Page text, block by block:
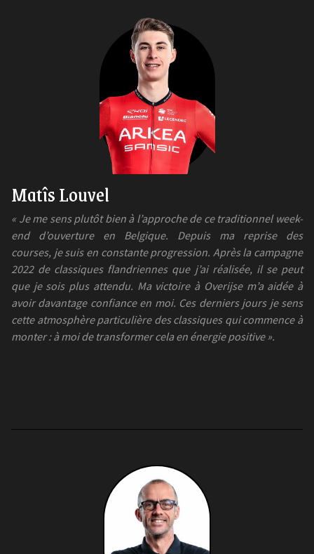
Matîs Louvel
« Je me sens plutôt bien à l’approche de ce traditionnel week-
end d’ouverture en Belgique. Depuis ma reprise des
courses, je suis en constante progression. Après la campagne
2022 de classiques flandriennes que j’ai réalisée, il se peut
que je sois plus attendu. Ma victoire à Overijse m’a aidée à
avoir davantage confiance en moi. Ces derniers jours je sens
cette atmosphère particulière des classiques qui commence à
monter : à moi de transformer cela en énergie positive».